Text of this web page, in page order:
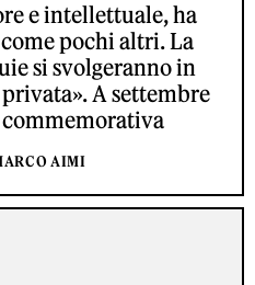
e intellettuale, ha
pochi altri. La
si svolgeranno in
A settembre
AIMI